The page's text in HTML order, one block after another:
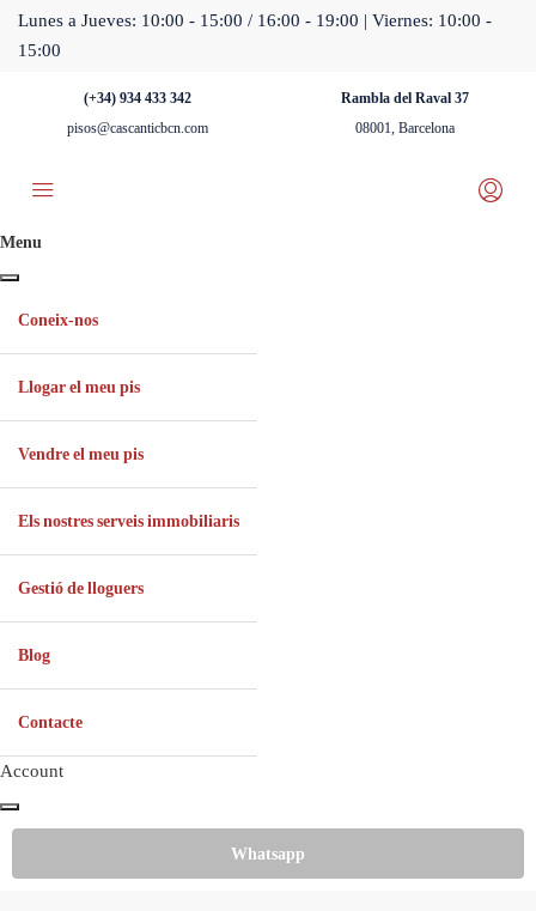
Lunes a Jueves: 10:00 - 15:00 / 16:00 - 19:00 | Viernes: 10:00 -
15:00
(+34) 934 433 342
pisos@cascanticbcn.com
Rambla del Raval 37
08001, Barcelona
Menu
Coneix-nos
Llogar el meu pis
Vendre el meu pis
Els nostres serveis immobiliaris
Gestió de lloguers
Blog
Contacte
Account
Whatsapp